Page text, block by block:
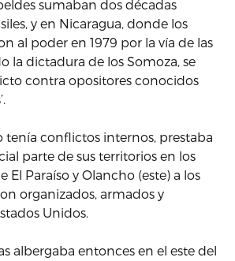
sumaban dos décadas
y en Nicaragua, donde los
al poder en 1979 por la vía de las
la dictadura de los Somoza, se
contra opositores conocidos
tenía conflictos internos, prestaba
parte de sus territorios en los
El Paraíso y Olancho (este) a los
organizados, armados y
Unidos.
albergaba entonces en el este del